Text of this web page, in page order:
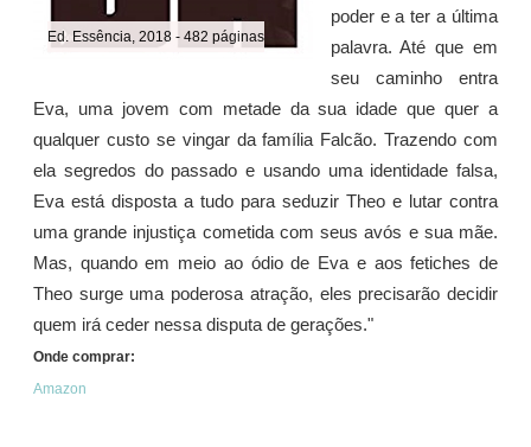
Ed. Essência, 2018 - 482 páginas
poder e a ter a última
palavra. Até que em
seu caminho entra
Eva, uma jovem com metade da sua idade que quer a
qualquer custo se vingar da família Falcão. Trazendo com
ela segredos do passado e usando uma identidade falsa,
Eva está disposta a tudo para seduzir Theo e lutar contra
uma grande injustiça cometida com seus avós e sua mãe.
Mas, quando em meio ao ódio de Eva e aos fetiches de
Theo surge uma poderosa atração, eles precisarão decidir
quem irá ceder nessa disputa de gerações."
Onde comprar:
Amazon